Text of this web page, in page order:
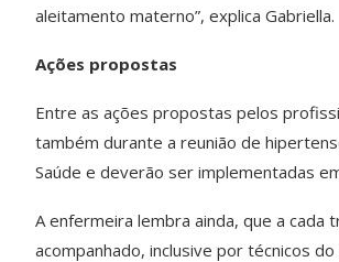
aleitamento materno”, explica Gabriella.
Ações propostas
Entre as ações propostas pelos
também durante a reunião de
Saúde e deverão ser implementadas
A enfermeira lembra ainda, que a cada
acompanhado, inclusive por técnicos